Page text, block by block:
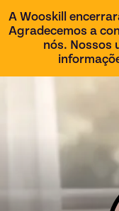
A Wooskill
Agradecemos a
nós. Nossos